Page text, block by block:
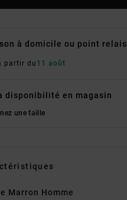
à domicile ou point relais
partir du 11 août
disponibilité en magasin
une taille
Marron Homme